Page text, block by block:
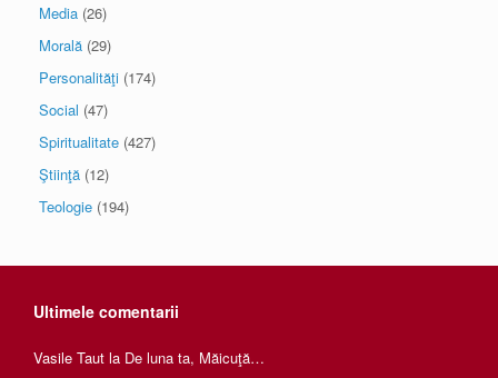
Media (26)
Morală (29)
Personalităţi (174)
Social (47)
Spiritualitate (427)
Ştiinţă (12)
Teologie (194)
Ultimele comentarii
Vasile Taut la De luna ta, Măicuţă…